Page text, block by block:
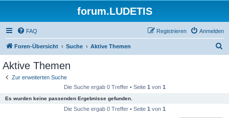
forum.LUDETIS
FAQ Anmelden
Registrieren
Foren-Übersicht Suche Aktive Themen
Aktive Themen
Zur erweiterten Suche
Die Suche ergab 0 Treffer • Seite 1 von 1
Es wurden keine passenden Ergebnisse gefunden.
Die Suche ergab 0 Treffer • Seite 1 von 1